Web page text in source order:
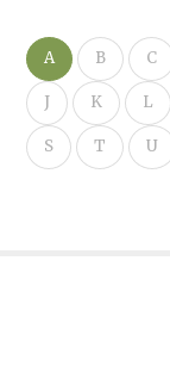
A B C
J K L
S T U